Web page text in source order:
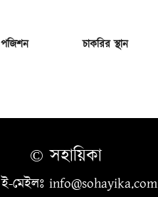
পজিশন চাকরির স্থান
© সহায়িকা
ই-মেইলঃ info@sohayika.com